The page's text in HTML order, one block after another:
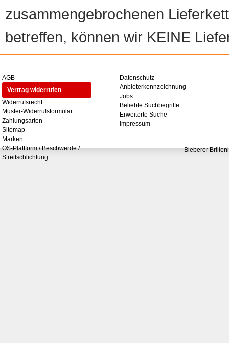
zusammengebrochenen
betreffen, können wir KEINE
AGB
Vertrag widerrufen
Widerrufsrecht
Muster-Widerrufsformular
Zahlungsarten
Sitemap
Marken
OS-Plattform / Beschwerde /
Streitschlichtung
Datenschutz
Anbieterkennzeichnung
Jobs
Beliebte Suchbegriffe
Erweiterte Suche
Impressum
Bieberer